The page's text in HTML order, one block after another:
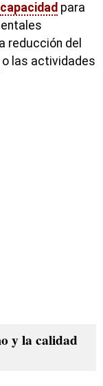
capacidad para
reducción del
o las actividades
y la calidad